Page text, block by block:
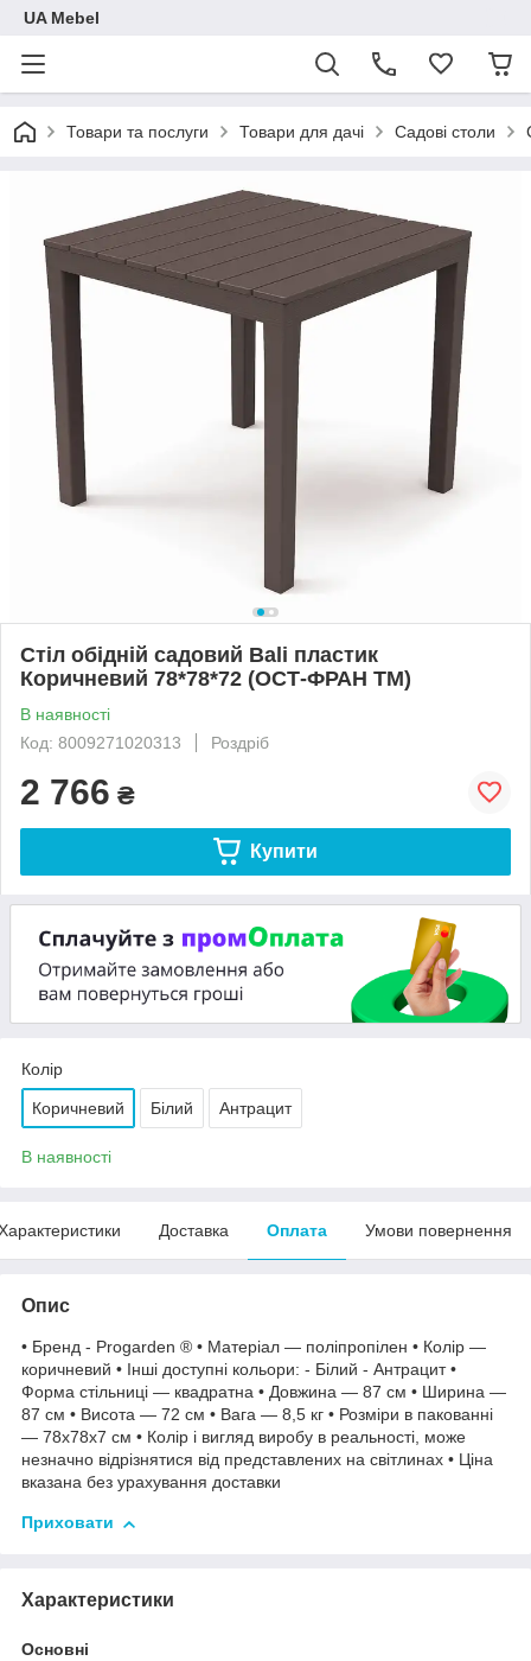
UA Mebel
Товари та послуги Товари для дачі Садові столи
Стіл обідній садовий Bali пластик
Коричневий 78*78*72 (ОСТ-ФРАН ТМ)
В наявності
Код: 8009271020313
Роздріб
2 766 ₴
Купити
Колір
Коричневий Білий Антрацит
В наявності
Доставка Оплата Умови повернення
Опис
• Бренд - Progarden ® • Матеріал — поліпропілен • Колір —
коричневий • Інші доступні кольори: - Білий - Антрацит •
Форма стільниці — квадратна • Довжина — 87 см • Ширина —
87 см • Висота — 72 см • Вага — 8,5 кг • Розміри в пакованні
— 78х78х7 см • Колір і вигляд виробу в реальності, може
незначно відрізнятися від представлених на світлинах • Ціна
вказана без урахування доставки
Приховати
Характеристики
Основні